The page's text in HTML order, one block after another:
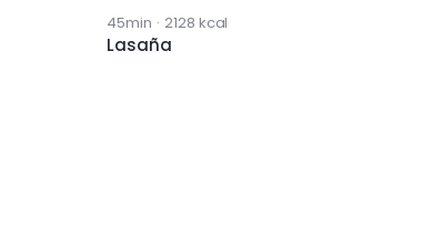
45min · 2128 kcal
Lasaña